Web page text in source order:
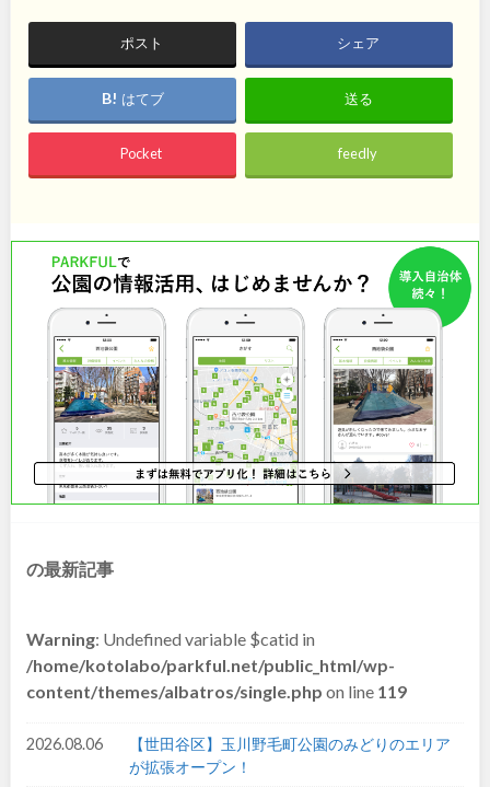
大阪
兵庫 奈良
鳥取 島根
岡山 広島
山口 徳島
九州・沖縄
福岡
ポスト シェア
はてブ 送る
Pocket feedly
の最新記事
Warning: Undefined variable $catid in
/home/kotolabo/parkful.net/public_html/wp-
content/themes/albatros/single.php on line 119
2026.08.06
【世田谷区】玉川野毛町公園のみどりのエリア
が拡張オープン！